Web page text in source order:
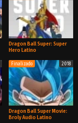
Especial
Pelicula
Dragon Ball Super: Super
Hero Latino
Finalizado 2018
Dragon Ball Super Movie:
Broly Audio Latino